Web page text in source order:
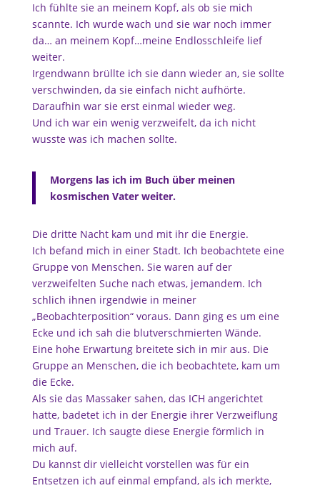
Ich fühlte sie an meinem Kopf, als ob sie mich
scannte. Ich wurde wach und sie war noch immer
da… an meinem Kopf…meine Endlosschleife lief
weiter.
Irgendwann brüllte ich sie dann wieder an, sie sollte
verschwinden, da sie einfach nicht aufhörte.
Daraufhin war sie erst einmal wieder weg.
Und ich war ein wenig verzweifelt, da ich nicht
wusste was ich machen sollte.
Morgens las ich im Buch über meinen
kosmischen Vater weiter.
Die dritte Nacht kam und mit ihr die Energie.
Ich befand mich in einer Stadt. Ich beobachtete eine
Gruppe von Menschen. Sie waren auf der
verzweifelten Suche nach etwas, jemandem. Ich
schlich ihnen irgendwie in meiner
„Beobachterposition“ voraus. Dann ging es um eine
Ecke und ich sah die blutverschmierten Wände.
Eine hohe Erwartung breitete sich in mir aus. Die
Gruppe an Menschen, die ich beobachtete, kam um
die Ecke.
Als sie das Massaker sahen, das ICH angerichtet
hatte, badetet ich in der Energie ihrer Verzweiflung
und Trauer. Ich saugte diese Energie förmlich in
mich auf.
Du kannst dir vielleicht vorstellen was für ein
Entsetzen ich auf einmal empfand, als ich merkte,